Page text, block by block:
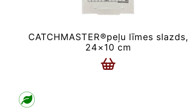
CATCHMASTER®peļu līmes slazds,
24×10 cm